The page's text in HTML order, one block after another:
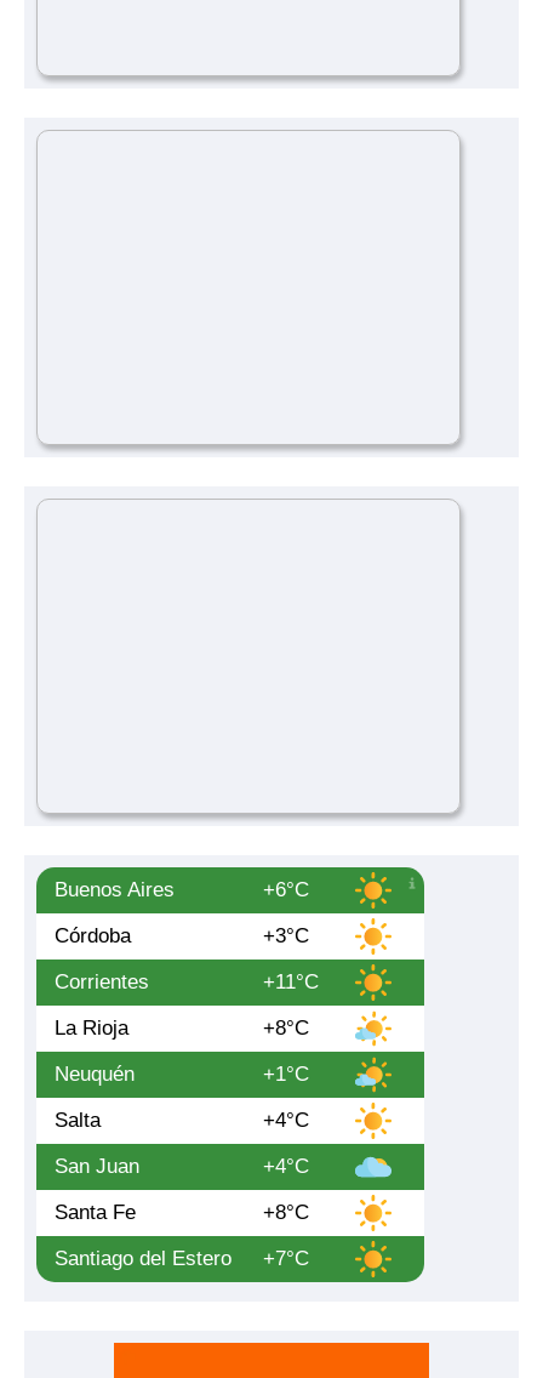
Buenos Aires
+6°C
Córdoba
+3°C
Corrientes
+11°C
La Rioja
+8°C
Neuquén
+1°C
Salta
+4°C
San Juan
+4°C
Santa Fe
+8°C
Santiago del Estero
+7°C